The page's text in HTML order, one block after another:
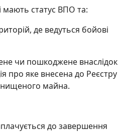
мають статус ВПО та:
де ведуться бойові
чи пошкоджене внаслідок
про яке внесена до Реєстру
майна.
до завершення